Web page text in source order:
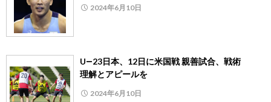
2024年6月10日
U―23日本、12日に米国戦 親善試合、戦術
理解とアピールを
2024年6月10日